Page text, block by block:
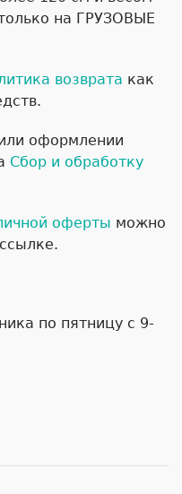
на ГРУЗОВЫЕ
возврата как
оформлении
Сбор и обработку
оферты можно
по пятницу с 9-